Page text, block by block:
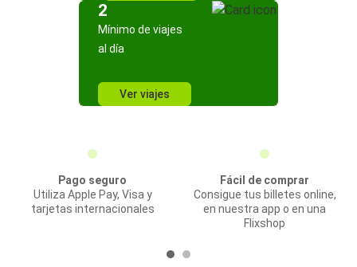
2
Mínimo de viajes
al día
Ver viajes
Pago seguro
Utiliza Apple Pay, Visa y
tarjetas internacionales
Fácil de comprar
Consigue tus billetes online,
en nuestra app o en una
Flixshop